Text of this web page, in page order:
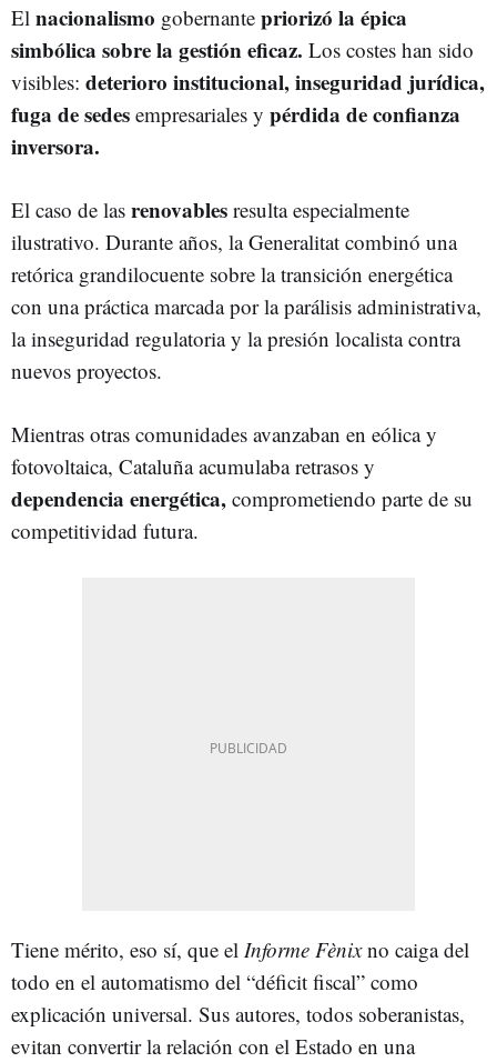
El nacionalismo gobernante priorizó la épica
simbólica sobre la gestión eficaz. Los costes han sido
visibles: deterioro institucional,inseguridad jurídica,
fuga de sedes empresariales y pérdida de confianza
inversora.
El caso de las renovables resulta especialmente
ilustrativo. Durante años, la Generalitat combinó una
retórica grandilocuente sobre la transición energética
con una práctica marcada por la parálisis administrativa,
la inseguridad regulatoria y la presión localista contra
nuevos proyectos.
Mientras otras comunidades avanzaban en eólica y
fotovoltaica, Cataluña acumulaba retrasos y
dependencia energética, comprometiendo parte de su
competitividad futura.
Tiene mérito, eso sí, que el Informe Fènixno caiga del
todo en el automatismo del “déficit fiscal” como
explicación universal. Sus autores, todos soberanistas,
evitan convertir la relación con el Estado en una